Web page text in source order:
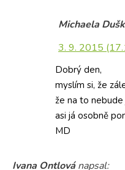
Michaela
3. 9. 2015
Dobrý den,
myslím si, že
že na to
asi já osobně
MD
Ivana Ontlová napsal: